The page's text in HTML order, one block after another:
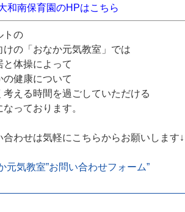
和南保育園のHPはこちら
ト の
けの「おなか元気教室」では
と体操によって
の健康について
考える時間を過ごしていただける
なっております。
合わせは気軽にこちらからお願いします↓
元気教室”お問い合わせフォーム”